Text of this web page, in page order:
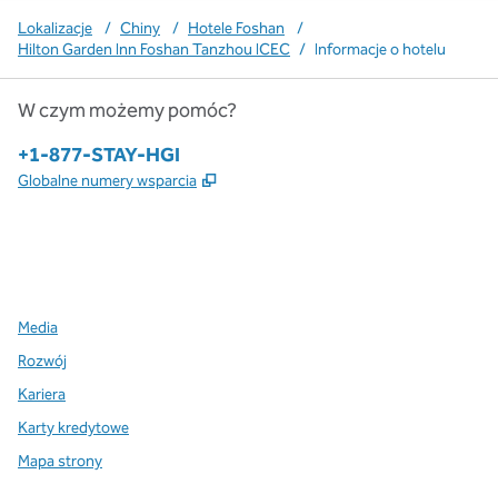
Lokalizacje / Chiny / Hotele Foshan
/
Hilton Garden Inn Foshan Tanzhou ICEC / Informacje o hotelu
W czym możemy pomóc?
Telefon:
+1-877-STAY-HGI
Globalne numery wsparcia ,
Media
Rozwój
Kariera
Karty kredytowe
Mapa strony